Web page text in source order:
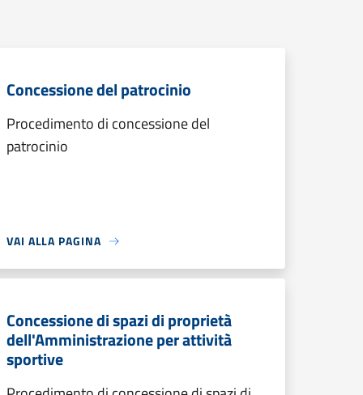
Concessione del patrocinio
Procedimento di concessione del
patrocinio
VAI ALLA PAGINA
Concessione di spazi di proprietà
dell'Amministrazione per attività
sportive